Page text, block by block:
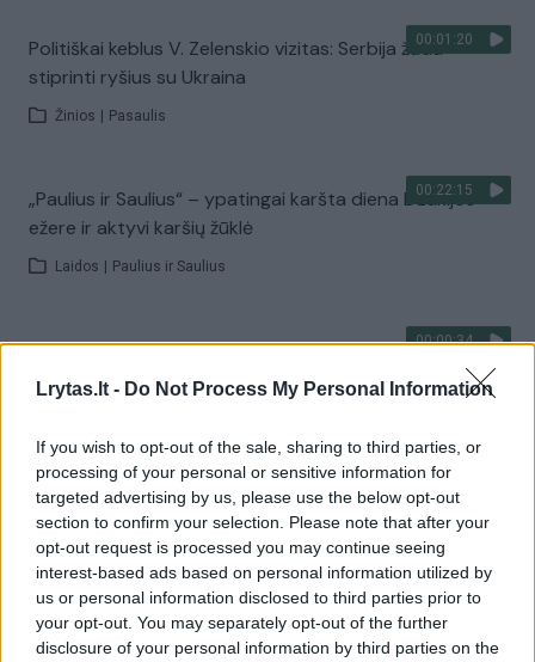
Lrytas.lt - Do Not Process My Personal Information
If you wish to opt-out of the sale, sharing to third parties, or
processing of your personal or sensitive information for
targeted advertising by us, please use the below opt-out
section to confirm your selection. Please note that after your
opt-out request is processed you may continue seeing
interest-based ads based on personal information utilized by
us or personal information disclosed to third parties prior to
your opt-out. You may separately opt-out of the further
disclosure of your personal information by third parties on the
00:01:20
Politiškai keblus V. Zelenskio vizitas: Serbija žada
stiprinti ryšius su Ukraina
Žinios Pasaulis
00:22:15
„Paulius ir Saulius“ – ypatingai karšta diena Dzūkijos
ežere ir aktyvi karšių žūklė
Laidos Paulius ir Saulius
00:00:34
Kyjivas po naktinės atakos: liepsnos apėmė pastatus
Žinios | Pasaulis
Visi įrašai
Žiūrimiausi įrašai
00:00:30